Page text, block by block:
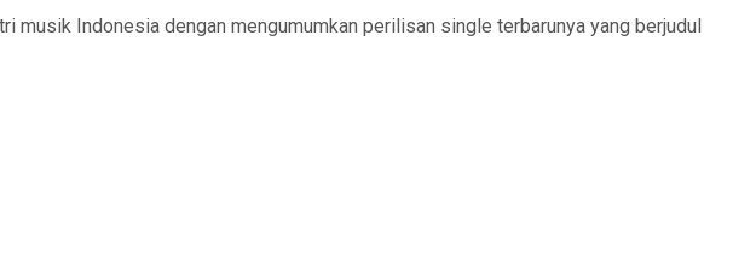
Indonesia dengan mengumumkan perilisan single terbarunya yang berjudul